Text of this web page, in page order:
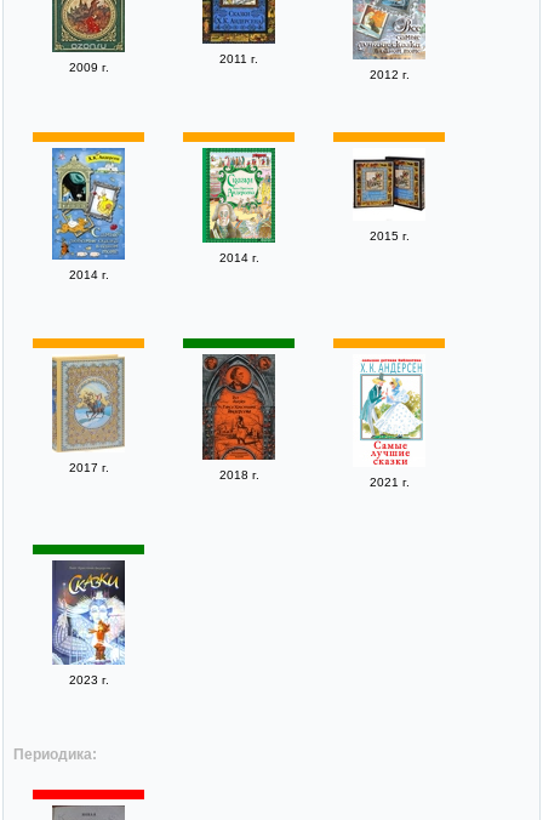
2009 г.
2011 г.
2012 г.
2014 г.
2014 г.
2015 г.
2017 г.
2018 г.
2021 г.
2023 г.
Периодика: